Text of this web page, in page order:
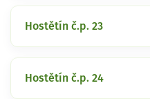
Hostětín č.p. 23
Hostětín č.p. 24